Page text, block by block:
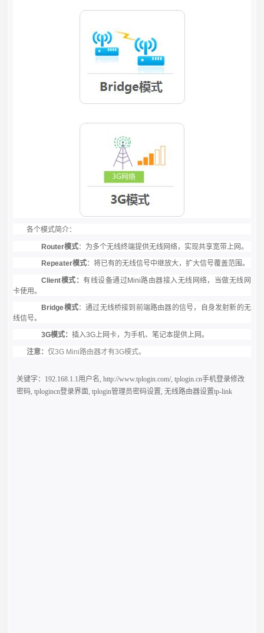
各个模式简介：
Router模式：为多个无线终端提供无线网络，实现共享宽带上网。
Repeater模式：将已有的无线信号中继放大，扩大信号覆盖范围。
Client模式：有线设备通过Mini路由器接入无线网络，当做无线网
卡使用。
Bridge模式：通过无线桥接到前端路由器的信号，自身发射新的无
线信号。
3G模式：插入3G上网卡，为手机、笔记本提供上网。
注意：仅3G Mini路由器才有3G模式。
关键字： 192.168.1.1用户名,http://www.tplogin.com/,tplogin.cn手机登录修改
密码,tplogincn登录界面,tplogin管理员密码设置,无线路由器设置tp-link